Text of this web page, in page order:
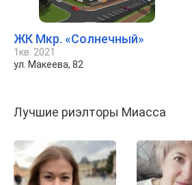
ЖК Мкр. «Солнечный»
1кв. 2021
ул. Макеева, 82
Лучшие риэлторы Миасса